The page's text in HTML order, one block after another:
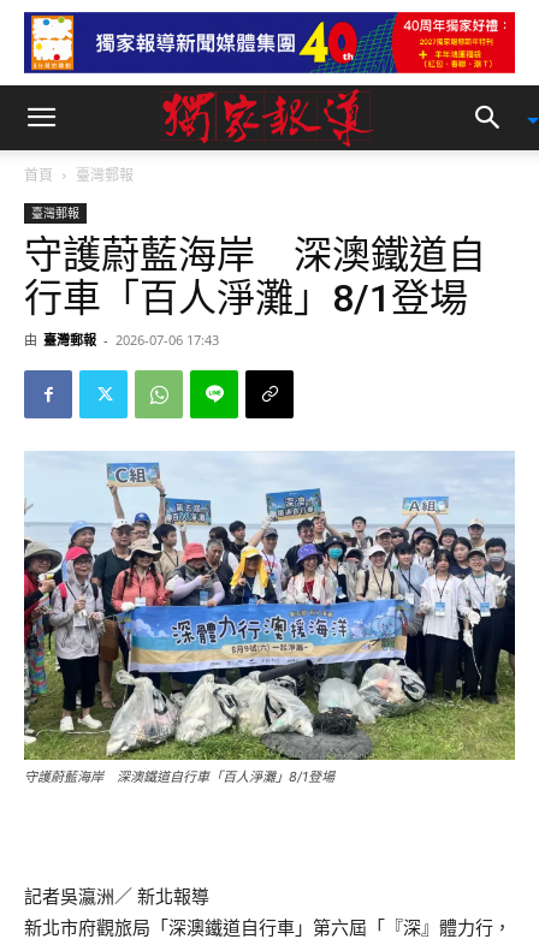
首頁 臺灣郵報
臺灣郵報
守護蔚藍海岸 深澳鐵道自
行車「百人淨灘」8/1登場
由 臺灣郵報 - 2026-07-06 17:43
守護蔚藍海岸 深澳鐵道自行車「百人淨灘」8/1登場
記者吳瀛洲／ 新北報導
新北市府觀旅局「深澳鐵道自行車」第六屆「『深』體力行，